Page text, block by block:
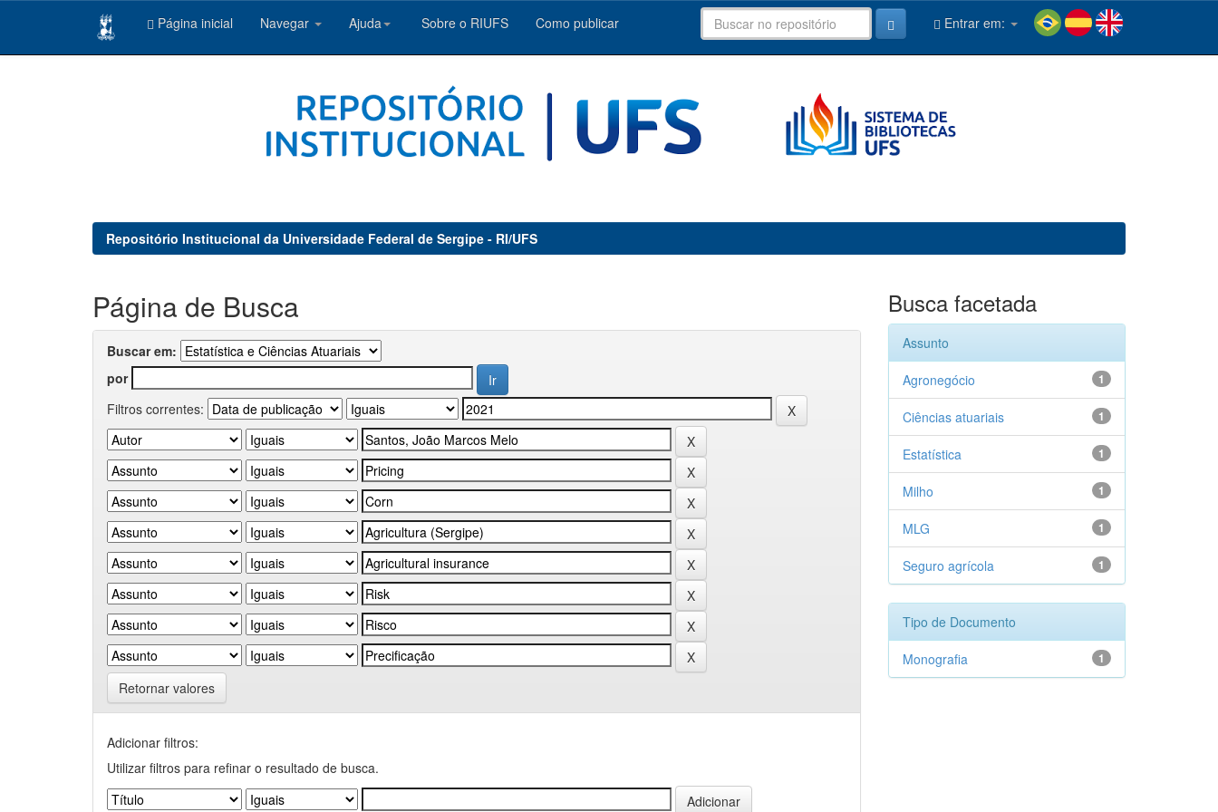
Página inicial Navegar Ajuda Sobre o RIUFS Como publicar Entrar em:
Repositório Institucional da Universidade Federal de Sergipe - RI/UFS
Página de Busca
Buscar em:
por
Filtros correntes:
Retornar valores
Adicionar filtros:
Utilizar filtros para refinar o resultado de busca.
Busca facetada
Assunto
1
Agronegócio
1
Ciências atuariais
1
Estatística
1
Milho
1
MLG
1
Seguro agrícola
Tipo de Documento
1
Monografia